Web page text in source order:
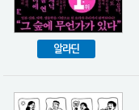
알라딘